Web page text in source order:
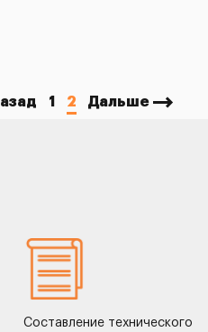
1 2 Дальше
Составление технического